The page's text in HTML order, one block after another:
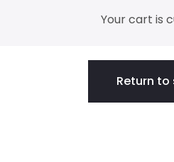
Your cart is
Return to